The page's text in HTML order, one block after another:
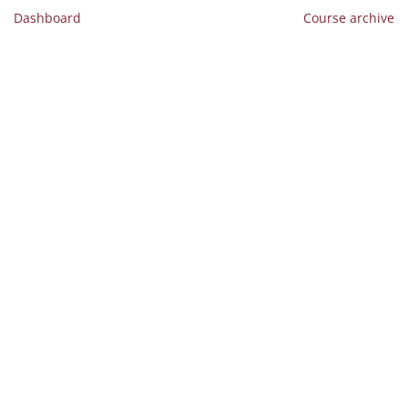
Dashboard
Course archive